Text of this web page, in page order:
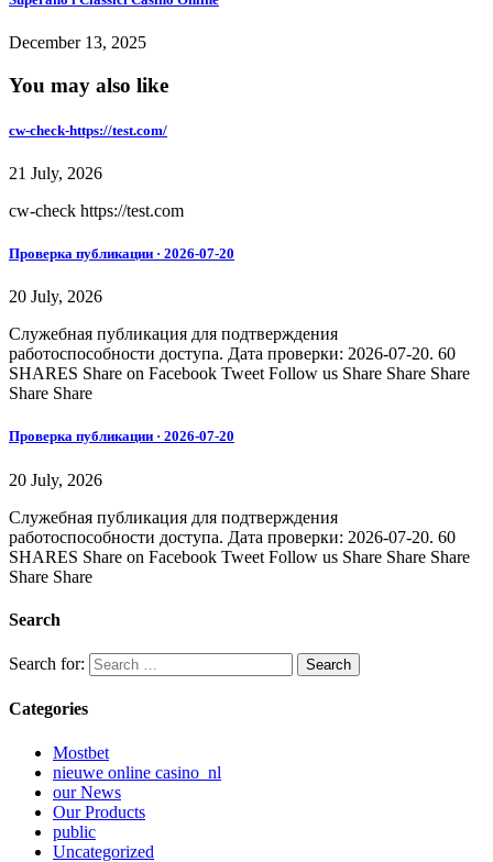
December 13, 2025
You may also like
cw-check-https://test.com/
21 July, 2026
cw-check https://test.com
Проверка публикации · 2026-07-20
20 July, 2026
Служебная публикация для подтверждения
работоспособности доступа. Дата проверки: 2026-07-20. 60
SHARES Share on Facebook Tweet Follow us Share Share Share
Share Share
Проверка публикации · 2026-07-20
20 July, 2026
Служебная публикация для подтверждения
работоспособности доступа. Дата проверки: 2026-07-20. 60
SHARES Share on Facebook Tweet Follow us Share Share Share
Share Share
Search
Search for:
Categories
Mostbet
nieuwe online casino_nl
our News
Our Products
public
Uncategorized